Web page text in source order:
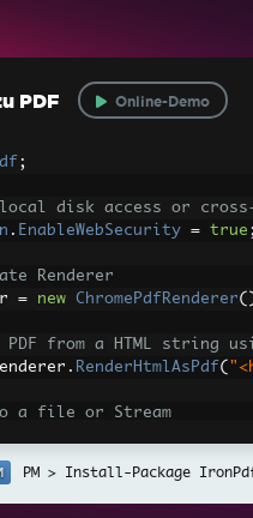
PDF Online-Demo
;
disk access or
. EnableWebSecurity = true ;
Renderer
= new ChromePdfRenderer
from a HTML string
. RenderHtmlAsPdf(
a file or Stream
with HTML Assets
html assets: Images,
Install-Package